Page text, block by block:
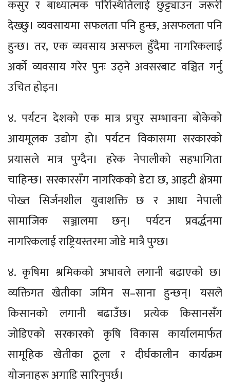
कसुर र बाध्यात्मक परिस्थितिलाई छुट्ट्याउन जरूरी
देख्छु। व्यवसायमा सफलता पनि हुन्छ, असफलता पनि
हुन्छ। तर, एक व्यवसाय असफल हुँदैमा नागरिकलाई
अर्को व्यवसाय गरेर पुनः उठ्ने अवसरबाट वञ्चित गर्नु
उचित होइन।
४. पर्यटन देशको एक मात्र प्रचुर सम्भावना बोकेको
आयमूलक उद्योग हो। पर्यटन विकासमा सरकारको
प्रयासले मात्र पुग्दैन। हरेक नेपालीको सहभागिता
चाहिन्छ। सरकारसँग नागरिकको डेटा छ, आइटी क्षेत्रमा
पोख्त सिर्जनशील युवाशक्ति छ र आधा नेपाली
सामाजिक सञ्जालमा छन्। पर्यटन प्रवर्द्धनमा
नागरिकलाई राष्ट्रियस्तरमा जोडे मात्रै पुग्छ।
४. कृषिमा श्रमिकको अभावले लगानी बढाएको छ।
व्यक्तिगत खेतीका जमिन स–साना हुन्छन्। यसले
किसानको लगानी बढाउँछ। प्रत्येक किसानसँग
जोडिएको सरकारको कृषि विकास कार्यालमार्फत
सामूहिक खेतीका ठूला र दीर्घकालीन कार्यक्रम
योजनाहरू अगाडि सारिनुपर्छ।